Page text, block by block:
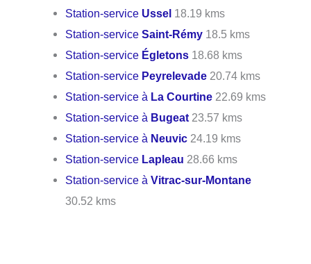
Station-service Ussel 18.19 kms
Station-serviceSaint-Rémy 18.5 kms
Station-service Égletons 18.68 kms
Station-service Peyrelevade 20.74 kms
Station-service à La Courtine 22.69 kms
Station-service à Bugeat 23.57 kms
Station-service à Neuvic 24.19 kms
Station-service Lapleau 28.66 kms
Station-service àVitrac-sur-Montane
30.52 kms